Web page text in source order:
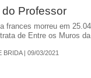
Professor
frances morreu em
de Entre os Muros
BRIDA | 09/03/2021